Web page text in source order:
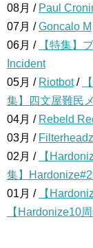
08月 / Paul
07月 /Goncalo M
06月 /
【特集】
Incident
05月 / Riotbot/
集】四文屋難民
04月 / Rebeld
03月 / Filterheadz
02月 /
【
集】
01月 /
【
【Hardonize10